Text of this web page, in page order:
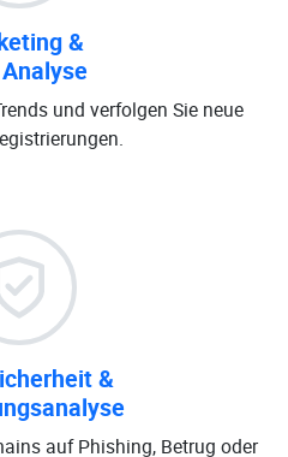
&
und verfolgen Sie neue
&
auf Phishing, Betrug oder